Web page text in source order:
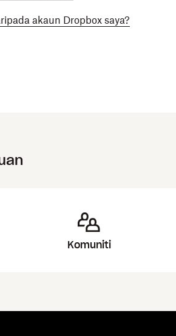
akaun Dropbox saya?
Komuniti